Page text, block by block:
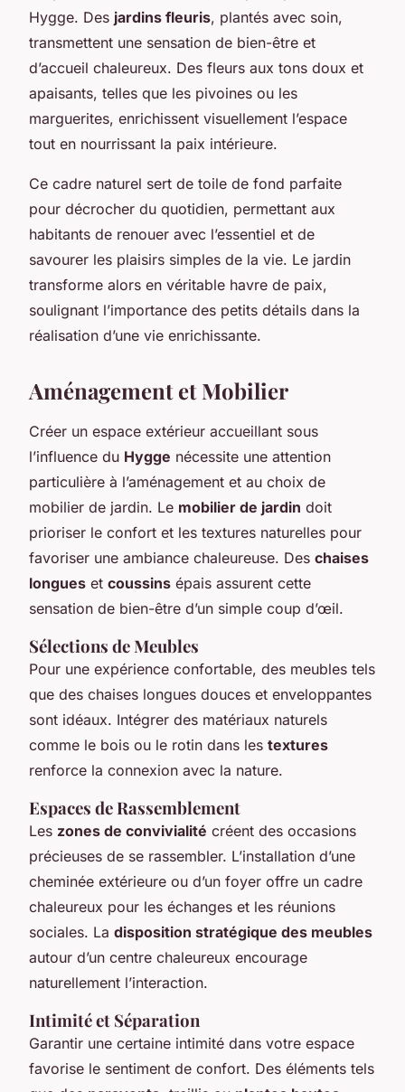
Hygge. Des jardins fleuris, plantés avec soin,
transmettent une sensation de bien-être et
d’accueil chaleureux. Des fleurs aux tons doux et
apaisants, telles que les pivoines ou les
marguerites, enrichissent visuellement l’espace
tout en nourrissant la paix intérieure.
Ce cadre naturel sert de toile de fond parfaite
pour décrocher du quotidien, permettant aux
habitants de renouer avec l’essentiel et de
savourer les plaisirs simples de la vie. Le jardin
transforme alors en véritable havre de paix,
soulignant l’importance des petits détails dans la
réalisation d’une vie enrichissante.
Aménagement et Mobilier
Créer un espace extérieur accueillant sous
l’influence du Hygge nécessite une attention
particulière à l’aménagement et au choix de
mobilier de jardin. Le mobilier de jardin doit
prioriser le confort et les textures naturelles pour
favoriser une ambiance chaleureuse. Des chaises
longues et coussins épais assurent cette
sensation de bien-être d’un simple coup d’œil.
Sélections de Meubles
Pour une expérience confortable, des meubles tels
que des chaises longues douces et enveloppantes
sont idéaux. Intégrer des matériaux naturels
comme le bois ou le rotin dans les textures
renforce la connexion avec la nature.
Espaces de Rassemblement
Les zones de convivialité créent des occasions
précieuses de se rassembler. L’installation d’une
cheminée extérieure ou d’un foyer offre un cadre
chaleureux pour les échanges et les réunions
sociales. La disposition stratégique des meubles
autour d’un centre chaleureux encourage
naturellement l’interaction.
Intimité et Séparation
Garantir une certaine intimité dans votre espace
favorise le sentiment de confort. Des éléments tels